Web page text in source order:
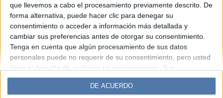
que llevemos a cabo el procesamiento previamente descrito. De
forma alternativa, puede hacer clic para denegar su
consentimiento o acceder a información más detallada y
cambiar sus preferencias antes de otorgar su consentimiento.
Tenga en cuenta que algún procesamiento de sus datos
personales puede no requerir de su consentimiento, pero usted
tiene el derecho de rechazar tal procesamiento. Sus
preferencias se aplicarán solo a este sitio web. Puede cambiar
sus preferencias o retirar su consentimiento en cualquier
DE ACUERDO
Diario Perfil Caras Noticias
Fortuna
Hombre
Weekend Parabrisas
Supercampo
Lunateen